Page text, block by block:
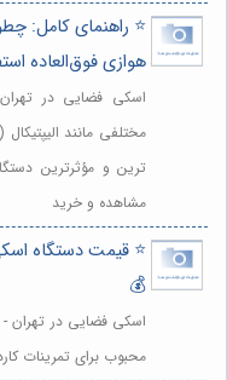
⭐️ راهنمای کامل:
هوازی فوق‌العاده
اسکی فضایی در
ترین و مؤثرترین
مشاهده و خرید
⭐️ قیمت دستگاه
💰
اسکی فضایی در تهران
محبوب برای تمرینات